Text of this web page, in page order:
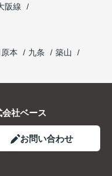
阪線
原本 九条
築山
社ベース
お問い合わせ